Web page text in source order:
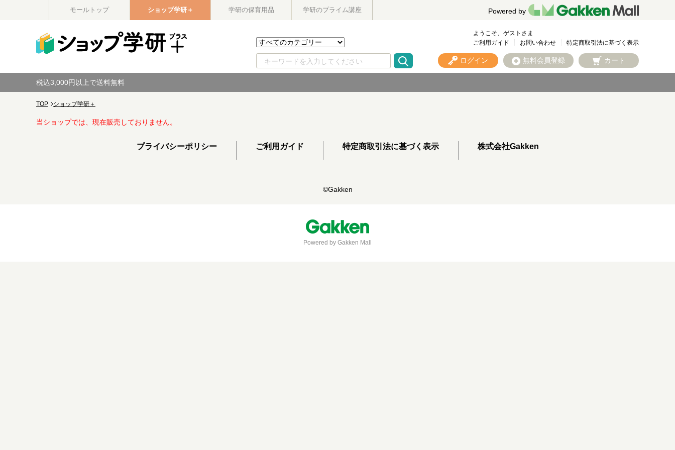
モールトップ ショップ学研＋ 学研の保育用品 学研のプライム講座 Powered by
ようこそ、ゲストさま
ご利用ガイド
お問い合わせ 特定商取引法に基づく表示
ログイン 無料会員登録 カート
税込3,000円以上で送料無料
TOP ショップ学研＋
当ショップでは、現在販売しておりません。
プライバシーポリシー ご利用ガイド 特定商取引法に基づく表示 株式会社Gakken
©Gakken
Powered by Gakken Mall